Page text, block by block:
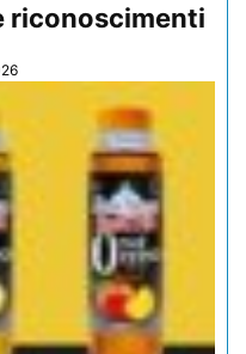
riconoscimenti